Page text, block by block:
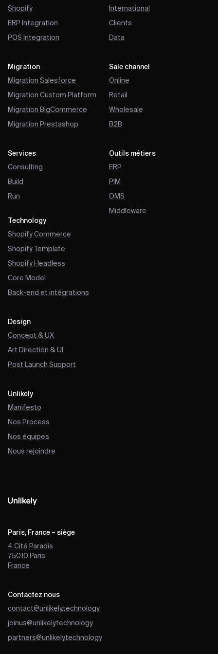
Shopify
ERP Integration
POS Integration
Migration
Migration Salesforce
Migration Custom Platform
Migration BigCommerce
Migration Prestashop
Services
Consulting
Build
Run
International
Clients
Data
Sale channel
Online
Retail
Wholesale
B2B
Outils métiers
ERP
PIM
OMS
Middleware
Technology
Shopify Commerce
Shopify Template
Shopify Headless
Core Model
Back-end et intégrations
Design
Concept & UX
Art Direction & UI
Post Launch Support
Unlikely
Manifesto
Nos Process
Nos équipes
Nous rejoindre
Paris, France – siège
4 Cité Paradis
75010 Paris
France
Contactez nous
contact@unlikely.technology
joinus@unlikely.technology
partners@unlikely.technology